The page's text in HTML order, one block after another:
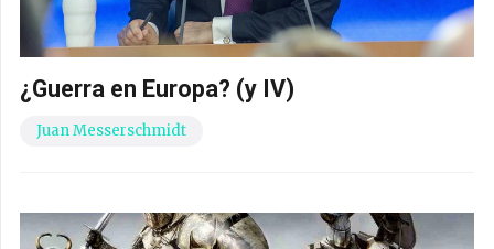
¿Guerra en Europa? (y IV)
Juan Messerschmidt